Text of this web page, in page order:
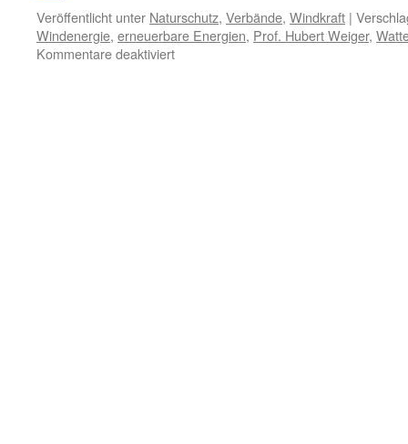
Veröffentlicht unter Naturschutz, Verbände, Windkraft |
Windenergie, erneuerbare Energien, Prof. Hubert Weiger,
Kommentare deaktiviertfür